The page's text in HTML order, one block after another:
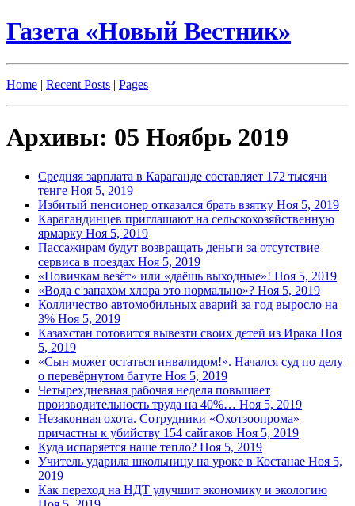
Газета «Новый Вестник»
Home | Recent Posts | Pages
Архивы: 05 Ноябрь 2019
Средняя зарплата в Караганде составляет 172 тысячи
тенге Ноя 5, 2019
Избитый пенсионер отказался брать взятку Ноя 5, 2019
Карагандинцев приглашают на сельскохозяйственную
ярмарку Ноя 5, 2019
Пассажирам будут возвращать деньги за отсутствие
сервиса в поездах Ноя 5, 2019
«Новичкам везёт» или «даёшь выходные»! Ноя 5, 2019
«Вода с запахом хлора это нормально»? Ноя 5, 2019
Колличество автомобильных аварий за год выросло на
3% Ноя 5, 2019
Казахстан готовится вывезти своих детей из Ирака Ноя
5, 2019
«Сын может остаться инвалидом!». Начался суд по делу
о перевёрнутом батуте Ноя 5, 2019
Четырехдневная рабочая неделя повышает
производительность труда на 40%… Ноя 5, 2019
Незаконная охота. Сотрудники «Охотзоопрома»
причастны к убийству 154 сайгаков Ноя 5, 2019
Куда испаряется наше тепло? Ноя 5, 2019
Учитель ударила школьницу на уроке в Костанае Ноя 5,
2019
Как переход на НДТ улучшит экономику и экологию